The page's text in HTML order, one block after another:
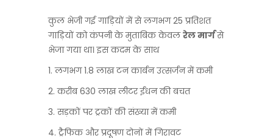
कुल भेजी गई गाड़ियों में से लगभग 25 प्रतिशत
गाड़ियों को कंपनी के मुताबिक केवलरेल मार्गसे
भेजा गया था। इस कदम के साथ
1. लगभग 1.8 लाख टन कार्बन उत्सर्जन में कमी
2. करीब 630 लाख लीटर ईंधन की बचत
3. सड़कों पर ट्रकों की संख्या में कमी
4. ट्रैफिक और प्रदूषण दोनों में गिरावट